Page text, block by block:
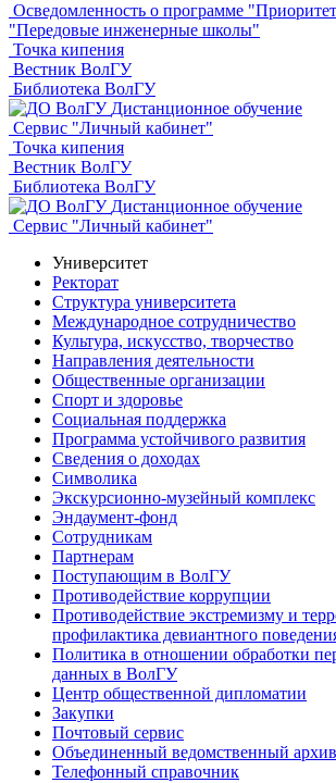
Осведомленность о программе
"Передовые инженерные школы"
Точка кипения
Вестник ВолГУ
Библиотека ВолГУ
Дистанционное обучение
Сервис "Личный кабинет"
Точка кипения
Вестник ВолГУ
Библиотека ВолГУ
Дистанционное обучение
Сервис "Личный кабинет"
Университет
Ректорат
Структура университета
Международное сотрудничество
Культура, искусство, творчество
Направления деятельности
Общественные организации
Спорт и здоровье
Социальная поддержка
Программа устойчивого развития
Сведения о доходах
Символика
Экскурсионно-музейный комплекс
Эндаумент-фонд
Сотрудникам
Партнерам
Поступающим в ВолГУ
Противодействие коррупции
Противодействие экстремизму и
профилактика девиантного
Политика в отношении обработки
данных в ВолГУ
Центр общественной дипломатии
Закупки
Почтовый сервис
Объединенный ведомственный архив
Телефонный справочник